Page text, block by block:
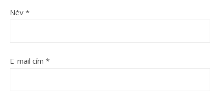
Név *
E-mail cím *